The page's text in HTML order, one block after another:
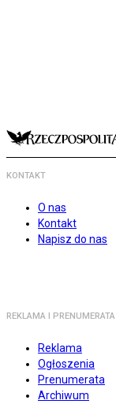
KONTAKT
O nas
Kontakt
Napisz do nas
REKLAMA I PRENUMERATA
Reklama
Ogłoszenia
Prenumerata
Archiwum